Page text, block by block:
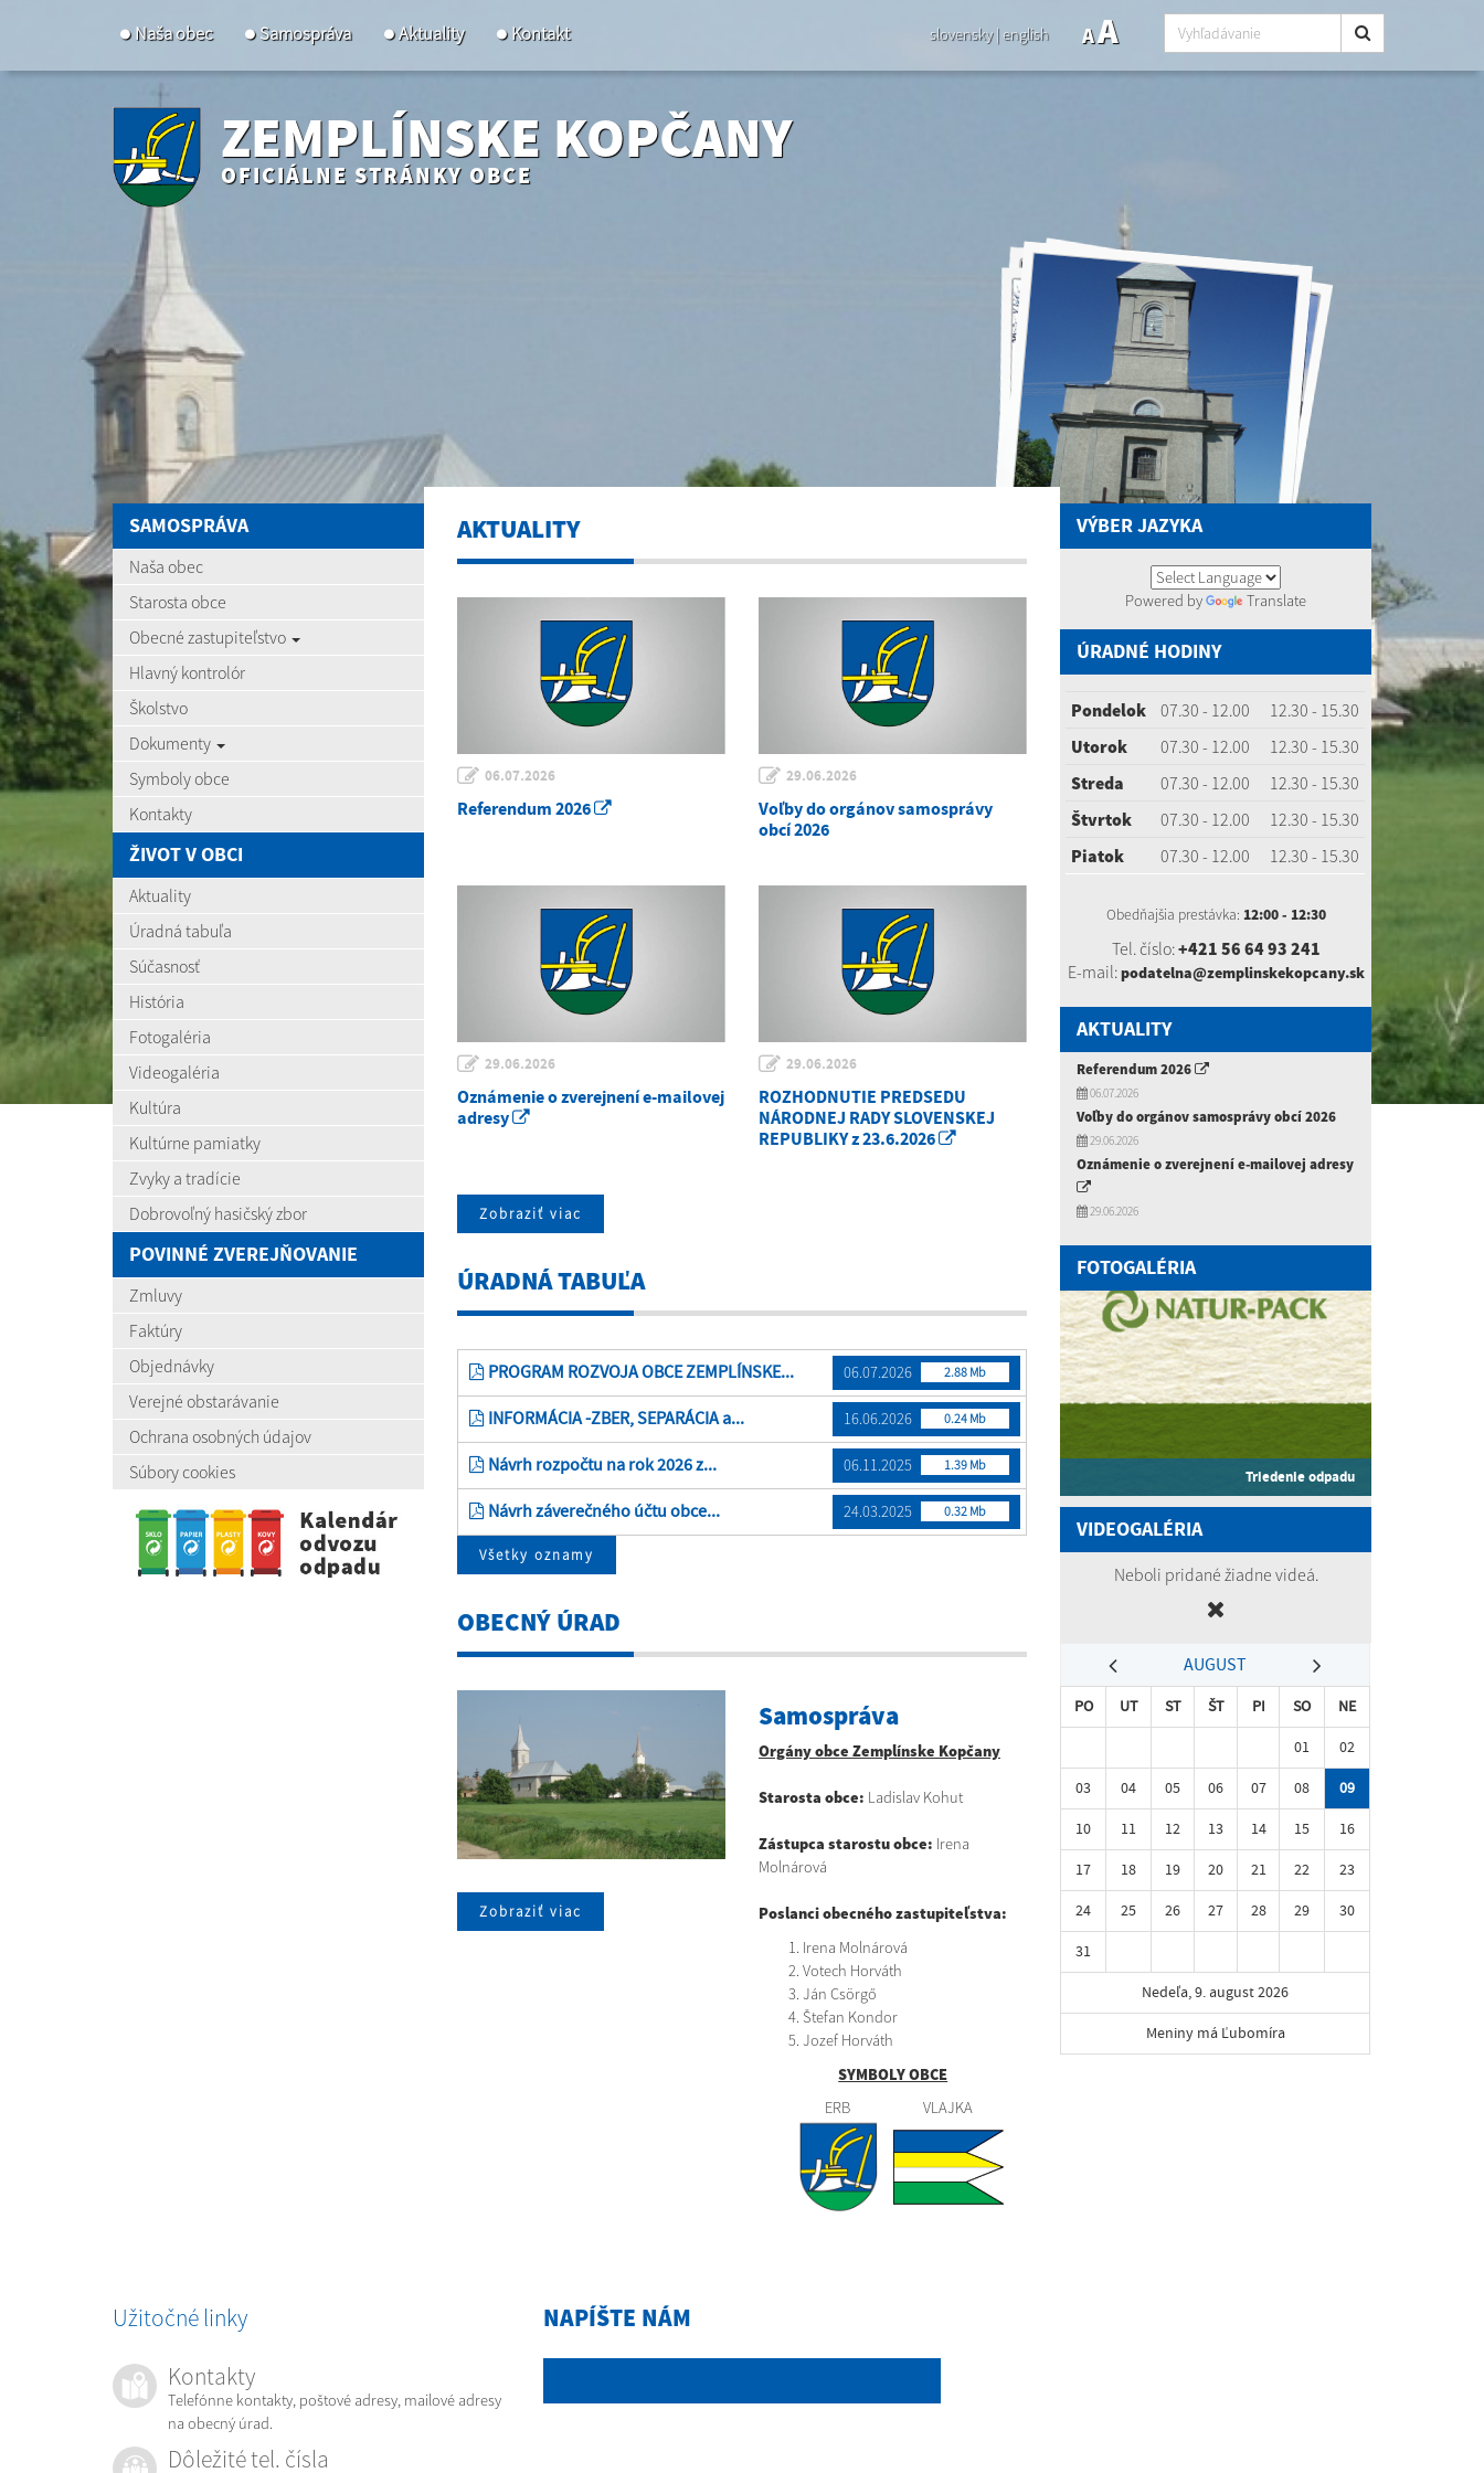
Naša obec Samospráva Aktuality Kontakt slovensky| english AA
ZEMPLÍNSKE KOPČANY
OFICIÁLNE STRÁNKY OBCE
SAMOSPRÁVA
Naša obec
Starosta obce
Obecné zastupiteľstvo
Hlavný kontrolór
Školstvo
Dokumenty
Symboly obce
Kontakty
ŽIVOT V OBCI
Aktuality
Úradná tabuľa
Súčasnosť
História
Fotogaléria
Videogaléria
Kultúra
Kultúrne pamiatky
Zvyky a tradície
Dobrovoľný hasičský zbor
POVINNÉ ZVEREJŇOVANIE
Zmluvy
Faktúry
Objednávky
Verejné obstarávanie
Ochrana osobných údajov
Súbory cookies
AKTUALITY
06.07.2026
Referendum 2026
29.06.2026
Voľby do orgánov samosprávy
obcí 2026
29.06.2026
Oznámenie o zverejnení e-mailovej
adresy
29.06.2026
ROZHODNUTIE PREDSEDU
NÁRODNEJ RADY SLOVENSKEJ
REPUBLIKY z 23.6.2026
Zobraziť viac
ÚRADNÁ TABUĽA
PROGRAM ROZVOJA OBCE ZEMPLÍNSKE... 06.07.2026 2.88 Mb
INFORMÁCIA -ZBER, SEPARÁCIA a... 16.06.2026 0.24 Mb
Návrh rozpočtu na rok 2026 z... 06.11.2025 1.39 Mb
Návrh záverečného účtu obce... 24.03.2025 0.32 Mb
Všetky oznamy
OBECNÝ ÚRAD
Samospráva
Orgány obce Zemplínske Kopčany
Starosta obce: Ladislav Kohut
Zástupca starostu obce: Irena
Molnárová
Poslanci obecného zastupiteľstva:
Irena Molnárová
Votech Horváth
Ján Csörgő
Štefan Kondor
Jozef Horváth
SYMBOLY OBCE
ERB
VLAJKA
Zobraziť viac
VÝBER JAZYKA
Powered by Translate
ÚRADNÉ HODINY
Pondelok 07.30 - 12.00
12.30 - 15.30
Utorok
07.30 - 12.00
12.30 - 15.30
Streda
07.30 - 12.00
12.30 - 15.30
Štvrtok
07.30 - 12.00
12.30 - 15.30
Piatok
07.30 - 12.00 12.30 - 15.30
Obedňajšia prestávka: 12:00 - 12:30
Tel. číslo:+421 56 64 93 241
E-mail:podatelna@zemplinskekopcany.sk
AKTUALITY
Referendum 2026
06.07.2026
Voľby do orgánov samosprávy obcí 2026
29.06.2026
Oznámenie o zverejnení e-mailovej adresy
29.06.2026
FOTOGALÉRIA
Triedenie odpadu
VIDEOGALÉRIA
Neboli pridané žiadne videá.
AUGUST
PO UT ST ŠT PI SO
NE
01
02
03
04 05 06 07 08
09
10
11 12 13 14 15
16
17
18 19 20 21 22
23
24
25 26 27 28 29
30
31
Nedeľa, 9. august 2026
Meniny má Ľubomíra
NAPÍŠTE NÁM
Užitočné linky
Kontakty
Telefónne kontakty, poštové adresy, mailové adresy
na obecný úrad.
Dôležité tel. čísla